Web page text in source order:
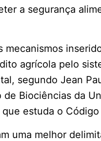
a segurança
mecanismos
agrícola pelo
segundo Jean
Biociências da
estuda o
uma melhor